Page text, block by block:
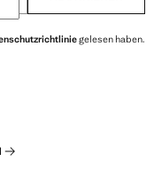
gelesen haben.